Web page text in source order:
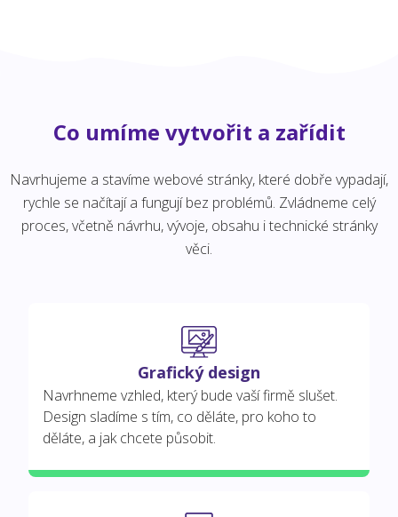
Co umíme vytvořit a zařídit
Navrhujeme a stavíme webové stránky, které dobře vypadají,
rychle se načítají a fungují bez problémů. Zvládneme celý
proces, včetně návrhu, vývoje, obsahu i technické stránky
věci.
Grafický design
Navrhneme vzhled, který bude vaší firmě slušet.
Design sladíme s tím, co děláte, pro koho to
děláte, a jak chcete působit.